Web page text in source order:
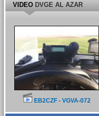
VIDEODVGE AL AZAR
EB2CZF - VGVA-072